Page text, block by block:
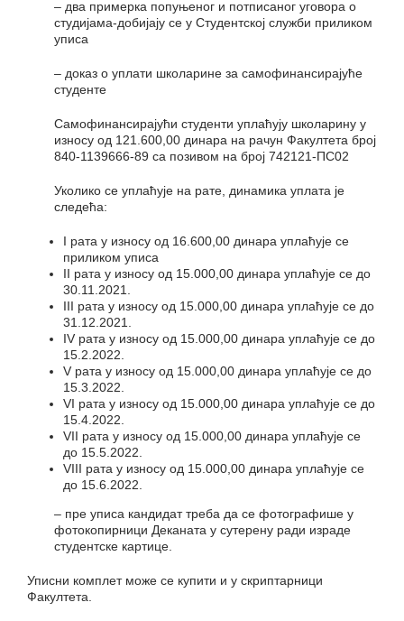
– два примерка попуњеног и потписаног уговора о
студијама-добијају се у Студентској служби приликом
уписа
– доказ о уплати школарине за самофинансирајуће
студенте
Самофинансирајући студенти уплаћују школарину у
износу од 121.600,00 динара на рачун Факултета број
840-1139666-89 са позивом на број 742121-ПС02
Уколико се уплаћује на рате, динамика уплата је
следећа:
I рата у износу од 16.600,00 динара уплаћује се
приликом уписа
II рата у износу од 15.000,00 динара уплаћује се до
30.11.2021.
III рата у износу од 15.000,00 динара уплаћује се до
31.12.2021.
IV рата у износу од 15.000,00 динара уплаћује се до
15.2.2022.
V рата у износу од 15.000,00 динара уплаћује се до
15.3.2022.
VI рата у износу од 15.000,00 динара уплаћује се до
15.4.2022.
VII рата у износу од 15.000,00 динара уплаћује се
до 15.5.2022.
VIII рата у износу од 15.000,00 динара уплаћује се
до 15.6.2022.
– пре уписа кандидат треба да се фотографише у
фотокопирници Деканата у сутерену ради израде
студентске картице.
Уписни комплет може се купити и у скриптарници
Факултета.